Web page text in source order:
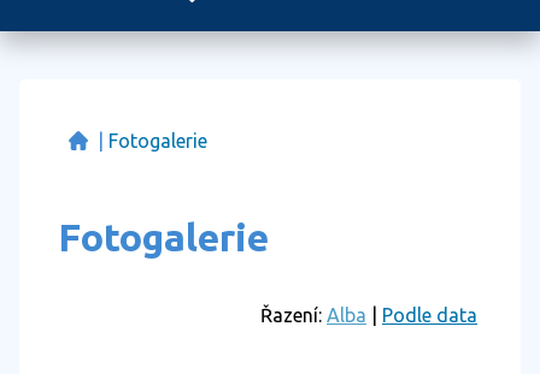
Fotogalerie
Fotogalerie
Řazení: Alba Podle data